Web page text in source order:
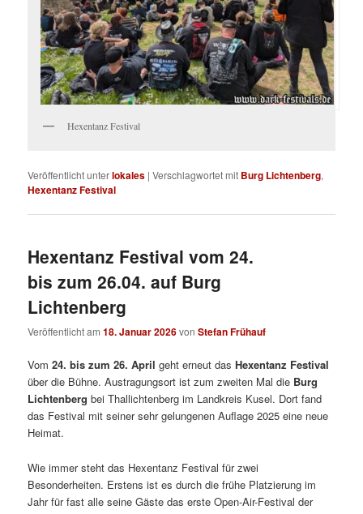
Hexentanz Festival
Veröffentlicht unterlokales |Verschlagwortet mit Burg Lichtenberg,
Hexentanz Festival
Hexentanz Festival vom 24.
bis zum 26.04. auf Burg
Lichtenberg
Veröffentlicht am18. Januar 2026vonStefan Frühauf
Vom24. bis zum 26. April geht erneut dasHexentanz Festival
über die Bühne. Austragungsort ist zum zweiten Mal die Burg
Lichtenberg bei Thallichtenberg im Landkreis Kusel. Dort fand
das Festival mit seiner sehr gelungenen Auflage 2025 eine neue
Heimat.
Wie immer steht das Hexentanz Festival für zwei
Besonderheiten. Erstens ist es durch die frühe Platzierung im
Jahr für fast alle seine Gäste das erste Open-Air-Festival der